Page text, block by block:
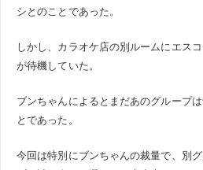
シとのことであった。
しかし、カラオケ店の別ルームにエス
が待機していた。
ブンちゃんによるとまだあのグループ
とであった。
今回は特別にブンちゃんの裁量で、別